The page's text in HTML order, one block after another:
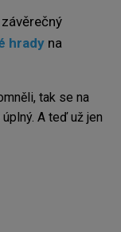
hrady na
tak se na
A teď už jen